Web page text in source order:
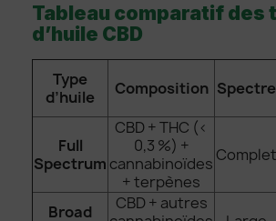
Tableau comparatif des
d’huile CBD
Type
d’huile
Composition Spectre
Full
Spectrum
CBD + THC (<
0,3 %) +
cannabinoïdes
+ terpènes
Complet
Broad
CBD + autres